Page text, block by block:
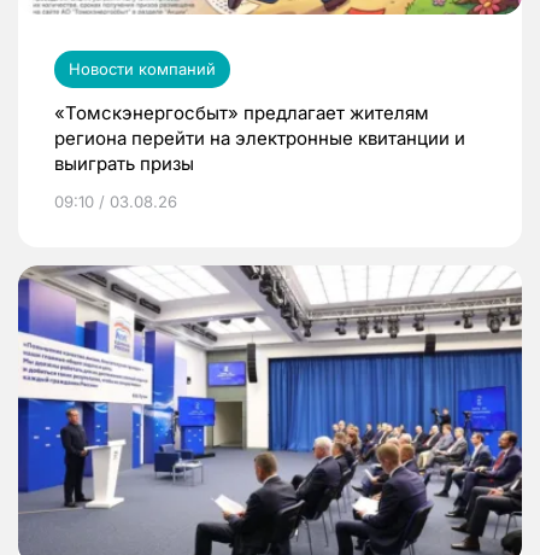
Новости компаний
«Томскэнергосбыт» предлагает жителям
региона перейти на электронные квитанции и
выиграть призы
09:10 / 03.08.26